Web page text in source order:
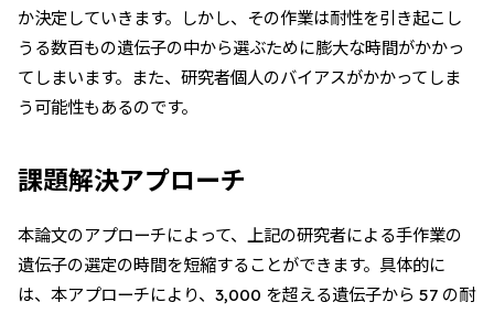
か決定していきます。しかし、その作業は耐性を引き起こし
うる数百もの遺伝子の中から選ぶために膨大な時間がかかっ
てしまいます。また、研究者個人のバイアスがかかってしま
う可能性もあるのです。
課題解決アプローチ
本論文のアプローチによって、上記の研究者による手作業の
遺伝子の選定の時間を短縮することができます。具体的に
は、本アプローチにより、3,000 を超える遺伝子から 57 の耐